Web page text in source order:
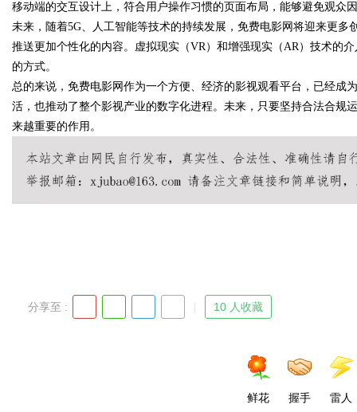
Bo
移动端的交互设计上，符合用户操作习惯的页面布局，能够避免观众
未来，随着5G、人工智能等技术的持续发展，免费电影网将迎来更
推送更加个性化的内容。虚拟现实（VR）和增强现实（AR）技术的
的方式。
总的来说，免费电影网作为一个方便、经济的影视观看平台，已经成
活，也推动了整个影视产业的数字化进程。未来，只要坚持合法合规
来越重要的作用。
分享至 : 10 人收藏
鲜花 握手 雷人